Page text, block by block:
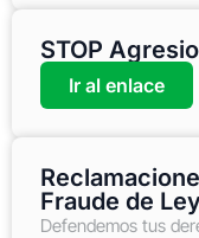
STOP
Ir al enlace
Fraude de
Defendemos tus